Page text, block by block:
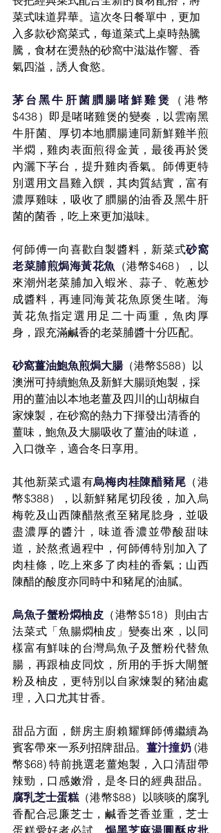
菜式味道昇華。這次冬日餐單中，更加
入多款砂窩菜式，每道菜式上桌時熱騰
騰，食材在燙熱的砂窩中滋滋作響、香
氣四溢，誘人食慾。
茅台黑牛肝菌膶腸啫鮮雞煲
（港幣
$438）即是啫啫雞煲的變奏，以雲南黑
牛肝菌、厚切本地膶腸連同新鮮雞半煎
半燜，雞肉表面煎得金黃，最後再於煲
內灑下芧台，提升雞肉香氣。師傅更特
別選用文昌雞入饌，其肉質結實，富有
濃厚雞味，吸收了膶腸的油香及黑牛肝
菌的菌香，吃上來更加滋味。
何師傅一向喜歡自製醬料，新菜式砂窩
老菜脯煎焗海黃花魚 （港幣$468），以
來潮州老菜脯加入蝦米、蒜子、乾蔥炒
成醬料，再連同海黃花魚原煲生啫。海
黃花魚指定選用足二十両重，魚肉厚
身，跟充滿鹹香的老菜脯醬十分匹配。
砂窩薑油鮑魚煎焗大腸（港幣$588）以
澳洲可持續鮑魚及新鮮大腸頭炮製，採
用的薑油以本地老薑及四川的山胡椒自
家煉製，在砂窩的熱力下揮發出清香的
薑味，鮑魚及大腸吸收了薑油的味道，
入口微辛，適合冬日享用。
其他新菜式還有烏梅肉桂陳醋豬尾 （港
幣$388），以新鮮豬尾切段後，加入烏
梅乾及山西陳醋熬煮至豬尾腍身，並吸
盡濃厚的醬汁，味道香濃並帶酸甜味
道，於熬煮過程中，何師傅特別加入了
肉桂條，吃上來多了肉桂的香氣；山西
陳醋的酸度亦同時中和豬尾的油膩。
烏魚子蟹粉燜柚皮 （港幣$518）則由古
法菜式「魚腸燜柚皮」變奏出來，以同
樣富有鮮味的台灣烏魚子及蟹粉代替魚
腸，再跟柚皮同炆，所用的手拆大閘蟹
粉及柚皮，更特別以自家煉製的豬油處
理，入口尤其甘香。
甜品方面，餅房主廚賴耀輝師傅繼續為
賓客帶來一系列招牌甜品。 薑汁撞奶 (港
幣$68) 特前挑選老薑炮製，入口清甜帶
辣勁，口感嫩滑，是冬日的經典甜品。
腐乳芝士蛋糕（港幣$88）以啖啖的腐乳
香配合忌廉芝士，鹹香芝香並重，芝士
蛋糕愛好者必試。 焗黑芝麻湯圓酥皮批